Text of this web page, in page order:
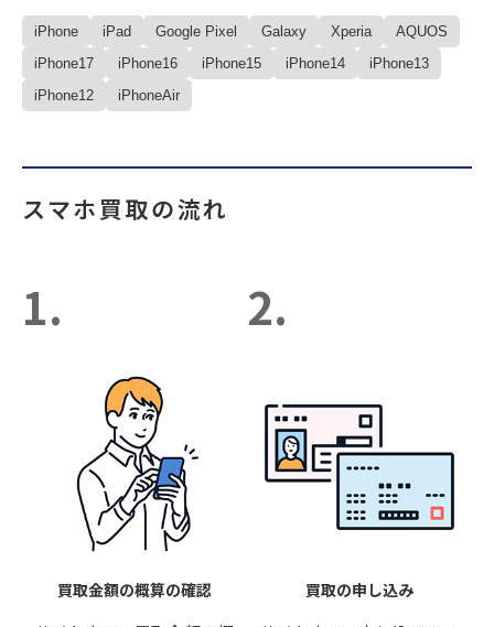
iPhone iPad Google Pixel Galaxy Xperia
AQUOS
iPhone17
iPhone16 iPhone15 iPhone14
iPhone13
iPhone12
iPhoneAir
スマホ買取の流れ
1.
買取金額の概算の確認
2.
買取の申し込み